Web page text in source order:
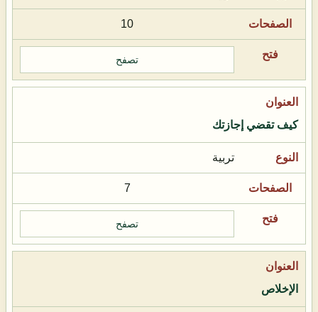
10
تصفح
كيف تقضي إجازتك
تربية
7
تصفح
الإخلاص